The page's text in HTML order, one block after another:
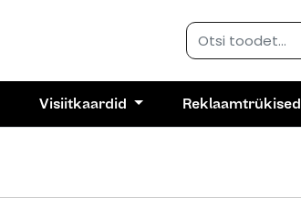
Visiitkaardid Reklaamtrükised